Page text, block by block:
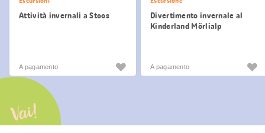
Attività invernali a Stoos
A pagamento
Divertimento invernale al
Kinderland Mörlialp
A pagamento
Vai!